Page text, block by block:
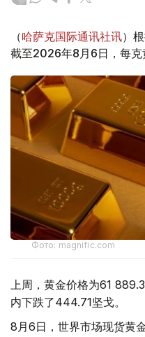
（哈萨克国际通讯社讯）
截至2026年8月6日，每克
Фото: magnific.com
上周，黄金价格为61
内下跌了444.71坚戈。
8月6日，世界市场现货黄